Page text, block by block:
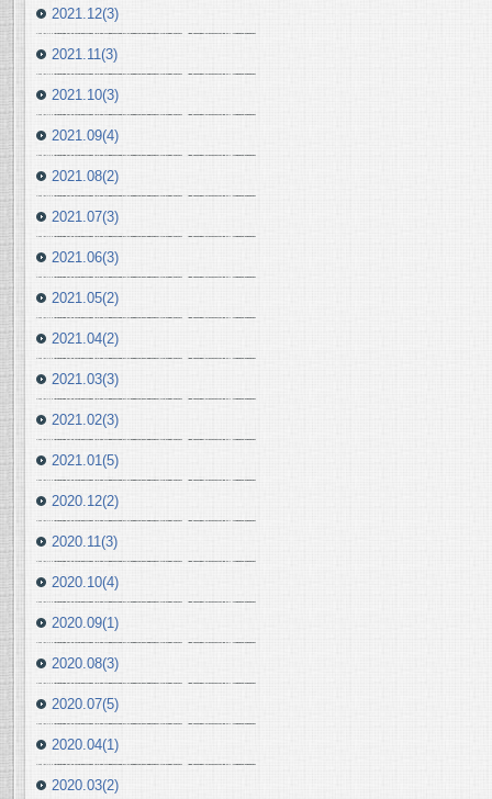
2021.12(3)
2021.11(3)
2021.10(3)
2021.09(4)
2021.08(2)
2021.07(3)
2021.06(3)
2021.05(2)
2021.04(2)
2021.03(3)
2021.02(3)
2021.01(5)
2020.12(2)
2020.11(3)
2020.10(4)
2020.09(1)
2020.08(3)
2020.07(5)
2020.04(1)
2020.03(2)